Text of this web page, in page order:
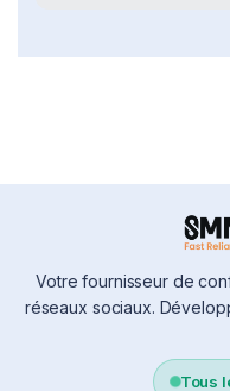
Votre fournisseur de
réseaux sociaux.
Tous